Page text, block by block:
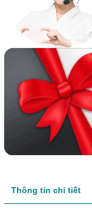
Thông tin chi tiết